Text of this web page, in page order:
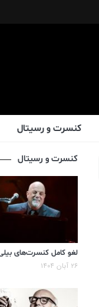
کنسرت و رسیتال
کنسرت و رسیتال
لغو کامل کنسرت‌های
۲۶ آبان ۱۴۰۴